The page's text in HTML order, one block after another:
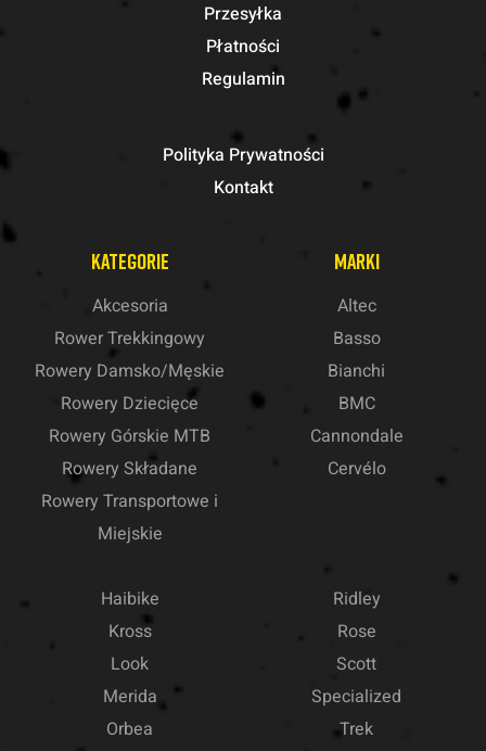
Przesyłka
Płatności
Regulamin
Polityka Prywatności
Kontakt
KATEGORIE
Akcesoria
Rower Trekkingowy
Rowery Damsko/Męskie
Rowery Dziecięce
Rowery Górskie MTB
Rowery Składane
Rowery Transportowe i
Miejskie
MARKI
Altec
Basso
Bianchi
BMC
Cannondale
Cervélo
Haibike
Kross
Look
Merida
Orbea
Ridley
Rose
Scott
Specialized
Trek